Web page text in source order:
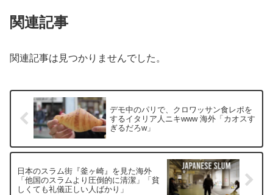
関連記事
関連記事は見つかりませんでした。
デモ中のパリで、クロワッサン食レポを
するイタリア人ニキwww 海外「カオスす
ぎるだろw」
日本のスラム街『釜ヶ崎』を見た海外
「他国のスラムより圧倒的に清潔」「貧
しくても礼儀正しい人ばかり」